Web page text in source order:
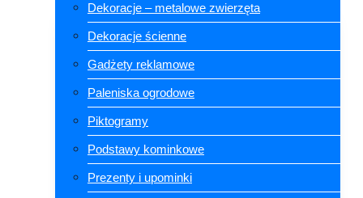
Dekoracje – metalowe zwierzęta
Dekoracje ścienne
Gadżety reklamowe
Paleniska ogrodowe
Piktogramy
Podstawy kominkowe
Prezenty i upominki